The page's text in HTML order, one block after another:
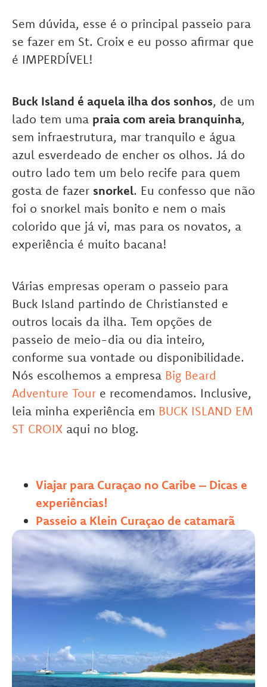
Sem dúvida, esse é o principal passeio para
se fazer em St. Croix e eu posso afirmar que
é IMPERDÍVEL!
Buck Island é aquela ilha dos sonhos, de um
lado tem uma praia com areia branquinha,
sem infraestrutura, mar tranquilo e água
azul esverdeado de encher os olhos. Já do
outro lado tem um belo recife para quem
gosta de fazer snorkel. Eu confesso que não
foi o snorkel mais bonito e nem o mais
colorido que já vi, mas para os novatos, a
experiência é muito bacana!
Várias empresas operam o passeio para
Buck Island partindo de Christiansted e
outros locais da ilha. Tem opções de
passeio de meio-dia ou dia inteiro,
conforme sua vontade ou disponibilidade.
Nós escolhemos a empresa Big Beard
Adventure Tour e recomendamos. Inclusive,
leia minha experiência em BUCK ISLAND EM
ST CROIX aqui no blog.
Viajar para Curaçao no Caribe – Dicas e
experiências!
Passeio a Klein Curaçao de catamarã